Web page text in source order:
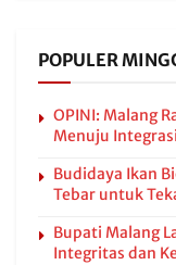
POPULER
OPINI: Malang
Menuju
Budidaya Ikan
Tebar untuk
Bupati Malang
Integritas dan